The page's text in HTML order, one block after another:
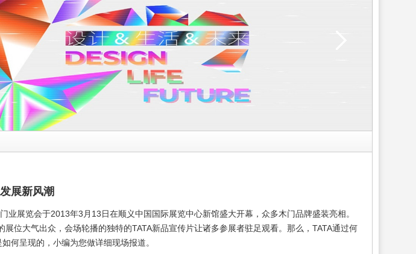
展新风潮
展览会于2013年3月13日在顺义中国国际展览中心新馆盛大开幕，众多木门品牌盛装亮相。
位大气出众，会场轮播的独特的TATA新品宣传片让诸多参展者驻足观看。那么，TATA通过何
何呈现的，小编为您做详细现场报道。